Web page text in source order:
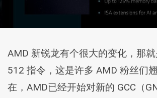
AMD 新锐龙有个很大的变化，那
512 指令，这是许多 AMD 粉丝们
在，AMD已经开始对新的 GCC（